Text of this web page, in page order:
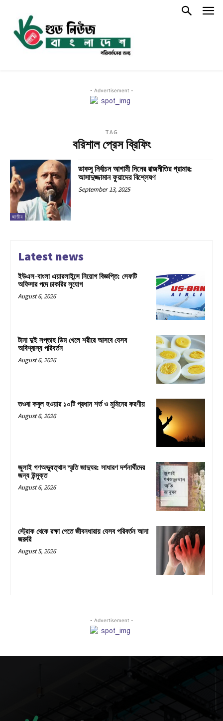
- Advertisement -
TAG
বরিশাল প্রেস ব্রিফিং
জাতীয়
ডাকসু নির্বাচন আগামী দিনের রাজনীতির গ্রামার:
আসাদুজ্জামান ফুয়াদের বিশ্লেষণ
September 13, 2025
Latest news
ইউএস-বাংলা এয়ারলাইন্সে নিয়োগ বিজ্ঞপ্তি: সেফটি
অফিসার পদে চাকরির সুযোগ
August 6, 2026
টানা দুই সপ্তাহ ডিম খেলে শরীরে আসবে যেসব
অবিশ্বাস্য পরিবর্তন
August 6, 2026
তওবা কবুল হওয়ার ১০টি প্রধান শর্ত ও মুমিনের করণীয়
August 6, 2026
জুলাই গণঅভ্যুত্থান স্মৃতি জাদুঘর: সাধারণ দর্শনার্থীদের
জন্য উন্মুক্ত
August 6, 2026
স্ট্রোক থেকে রক্ষা পেতে জীবনধারায় যেসব পরিবর্তন আনা
জরুরি
August 5, 2026
- Advertisement -